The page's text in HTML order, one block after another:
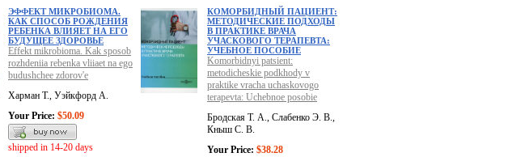
ЭФФЕКТ МИКРОБИОМА.
КАК СПОСОБ РОЖДЕНИЯ
РЕБЕНКА ВЛИЯЕТ НА ЕГО
БУДУЩЕЕ ЗДОРОВЬЕ
Effekt mikrobioma. Kak sposob
rozhdeniia rebenka vliiaet na ego
budushchee zdorov'e
Харман Т., Уэйкфорд А.
Your Price: $50.09
shipped in 14-20 days
КОМОРБИДНЫЙ ПАЦИЕНТ:
МЕТОДИЧЕСКИЕ ПОДХОДЫ
В ПРАКТИКЕ ВРАЧА
УЧАСКОВОГО ТЕРАПЕВТА:
УЧЕБНОЕ ПОСОБИЕ
Komorbidnyi patsient:
metodicheskie podkhody v
praktike vracha uchaskovogo
terapevta: Uchebnoe posobie
Бродская Т. А., Слабенко Э. В.,
Кныш С. В.
Your Price: $38.28